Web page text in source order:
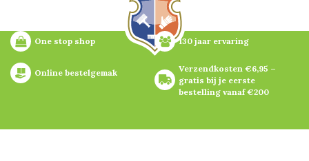
One stop shop 130 jaar ervaring
Online bestelgemak
Verzendkosten €6,95 –
gratis bij je eerste
bestelling vanaf €200